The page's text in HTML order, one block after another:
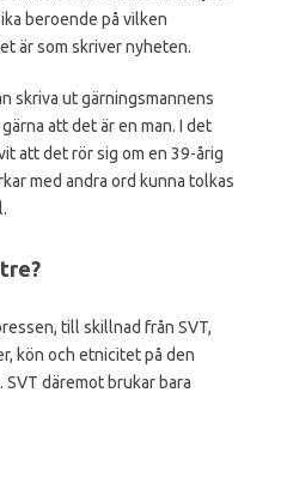
beroende på vilken
är som skriver nyheten.
skriva ut gärningsmannens
att det är en man. I det
att det rör sig om en 39-årig
med andra ord kunna tolkas
till skillnad från SVT,
kön och etnicitet på den
däremot brukar bara